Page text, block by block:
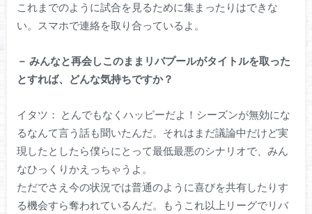
これまでのように試合を見るために集まったりはできな
い。スマホで連絡を取り合っているよ。
－ みんなと再会しこのままリバプールがタイトルを取った
とすれば、どんな気持ちですか？
イタツ： とんでもなくハッピーだよ！シーズンが無効にな
るなんて言う話も聞いたんだ。それはまだ議論中だけど実
現したとしたら僕らにとって最低最悪のシナリオで、みん
なひっくりかえっちゃうよ。
ただでさえ今の状況では普通のように喜びを共有したりす
る機会すら奪われているんだ。もうこれ以上リーグでリバ